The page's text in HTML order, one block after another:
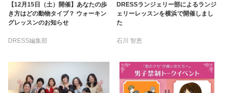
【12月15日（土）開催】あなたの歩
き方はどの動物タイプ？ ウォーキン
グレッスンのお知らせ
DRESS編集部
DRESSランジェリー部によるランジ
ェリーレッスンを横浜で開催しまし
た
石川 智恵